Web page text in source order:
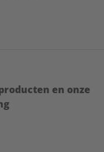
en onze